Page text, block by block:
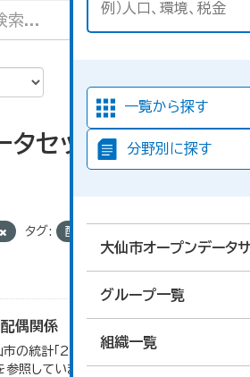
一覧から探す
分野別に探す
大仙市オープンデータ
グループ一覧
組織一覧
タセットが見つか
タグ: 配偶関係
配偶関係
市の統計「2-12 年齢（5歳階級）別配
参照しています。